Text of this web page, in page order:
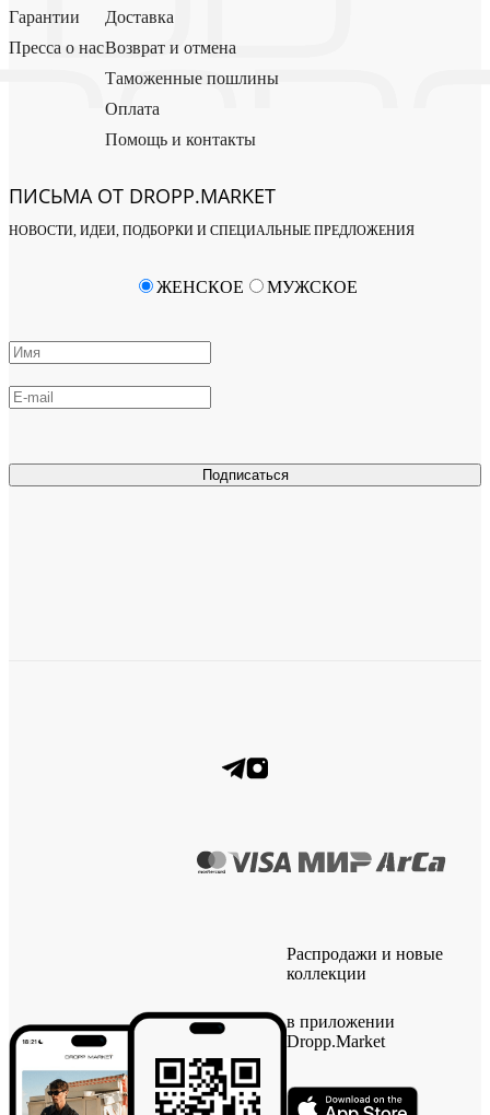
Гарантии
Пресса о нас
Доставка
Возврат и отмена
Таможенные пошлины
Оплата
Помощь и контакты
ПИСЬМА ОТ DROPP.MARKET
НОВОСТИ, ИДЕИ, ПОДБОРКИ И СПЕЦИАЛЬНЫЕ ПРЕДЛОЖЕНИЯ
Подписаться
ЖЕНСКОЕ МУЖСКОЕ
Распродажи и новые
коллекции
в приложении
Dropp.Market